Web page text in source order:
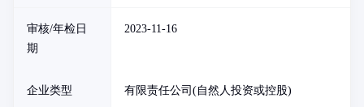
审核/年检日
期
2023-11-16
企业类型 有限责任公司(自然人投资或控股)